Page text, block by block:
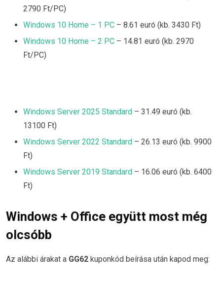
2790 Ft/PC)
Windows 10 Home – 1 PC – 8.61 euró (kb. 3430 Ft)
Windows 10 Home – 2 PC – 14.81 euró (kb. 2970
Ft/PC)
Windows Server 2025 Standard – 31.49 euró (kb.
13100 Ft)
Windows Server 2022 Standard – 26.13 euró (kb. 9900
Ft)
Windows Server 2019 Standard – 16.06 euró (kb. 6400
Ft)
Windows + Office együtt most még
olcsóbb
Az alábbi árakat a GG62 kuponkód beírása után kapod meg: